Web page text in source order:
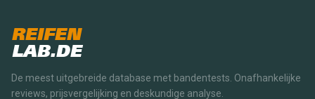
REIFEN
LAB.DE
De meest uitgebreide database met bandentests. Onafhankelijke
reviews, prijsvergelijking en deskundige analyse.